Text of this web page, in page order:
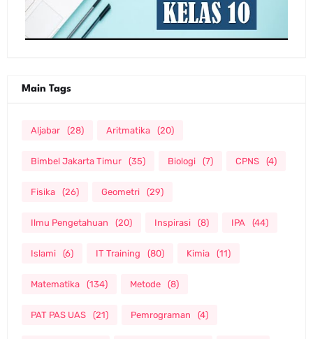
Main Tags
Aljabar (28) Aritmatika (20)
Bimbel Jakarta Timur (35) Biologi (7) CPNS (4)
Fisika (26) Geometri (29)
Ilmu Pengetahuan (20) Inspirasi (8) IPA (44)
Islami (6) IT Training (80) Kimia (11)
Matematika (134) Metode (8)
PAT PAS UAS (21) Pemrograman (4)